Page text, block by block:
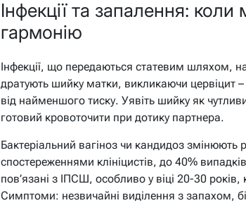
Інфекції та запалення:
гармонію
Інфекції, що передаються статевим шляхом,
дратують шийку матки, викликаючи цервіцит
від найменшого тиску. Уявіть шийку як
готовий кровоточити при дотику партнера.
Бактеріальний вагіноз чи кандидоз
спостереженнями клініцистів, до 40%
пов’язані з ІПСШ, особливо у віці 20-30
Симптоми: незвичайні виділення з запахом,